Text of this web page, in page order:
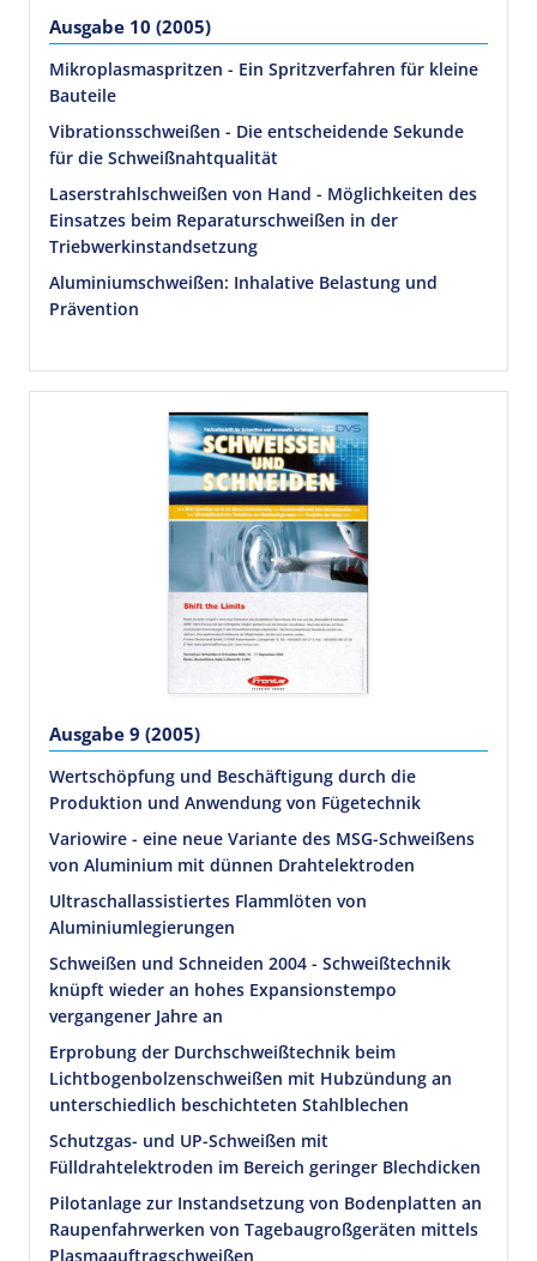
Ausgabe 10 (2005)
Mikroplasmaspritzen - Ein Spritzverfahren für kleine
Bauteile
Vibrationsschweißen - Die entscheidende Sekunde
für die Schweißnahtqualität
Laserstrahlschweißen von Hand - Möglichkeiten des
Einsatzes beim Reparaturschweißen in der
Triebwerkinstandsetzung
Aluminiumschweißen: Inhalative Belastung und
Prävention
Ausgabe 9 (2005)
Wertschöpfung und Beschäftigung durch die
Produktion und Anwendung von Fügetechnik
Variowire - eine neue Variante des MSG-Schweißens
von Aluminium mit dünnen Drahtelektroden
Ultraschallassistiertes Flammlöten von
Aluminiumlegierungen
Schweißen und Schneiden 2004 - Schweißtechnik
knüpft wieder an hohes Expansionstempo
vergangener Jahre an
Erprobung der Durchschweißtechnik beim
Lichtbogenbolzenschweißen mit Hubzündung an
unterschiedlich beschichteten Stahlblechen
Schutzgas- und UP-Schweißen mit
Fülldrahtelektroden im Bereich geringer Blechdicken
Pilotanlage zur Instandsetzung von Bodenplatten an
Raupenfahrwerken von Tagebaugroßgeräten mittels
Plasmaauftragschweißen